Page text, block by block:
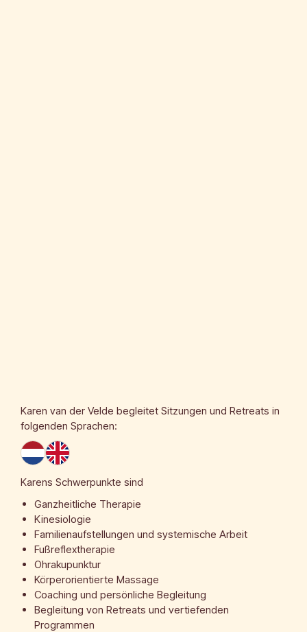
Karen van der Velde begleitet Sitzungen und Retreats in
folgenden Sprachen:
Karens Schwerpunkte sind
Ganzheitliche Therapie
Kinesiologie
Familienaufstellungen und systemische Arbeit
Fußreflextherapie
Ohrakupunktur
Körperorientierte Massage
Coaching und persönliche Begleitung
Begleitung von Retreats und vertiefenden
Programmen